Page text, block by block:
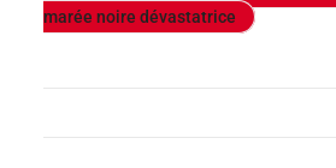
marée noire dévastatrice